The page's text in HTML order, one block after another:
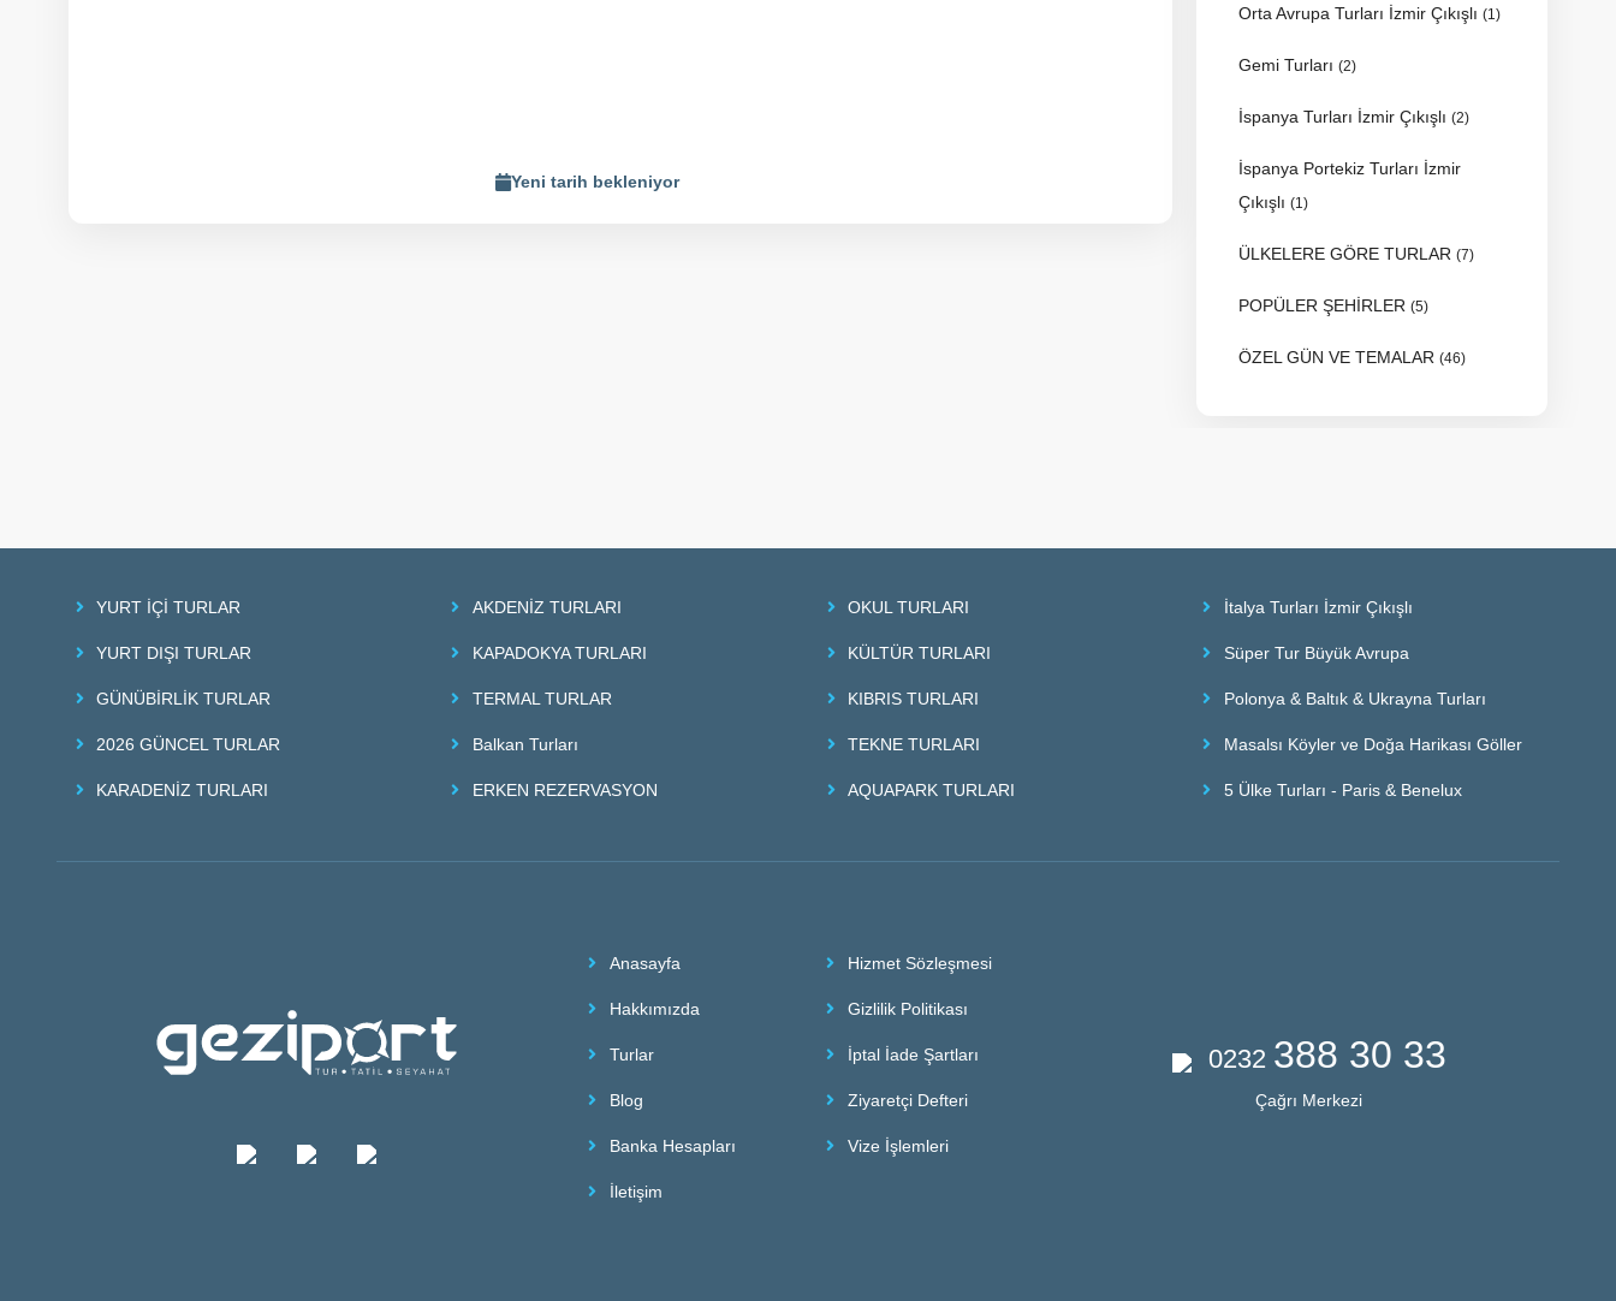
Yeni tarih bekleniyor
Orta Avrupa Turları İzmir Çıkışlı (1)
Gemi Turları (2)
İspanya Turları İzmir Çıkışlı (2)
İspanya Portekiz Turları İzmir
Çıkışlı (1)
ÜLKELERE GÖRE TURLAR (7)
POPÜLER ŞEHİRLER (5)
ÖZEL GÜN VE TEMALAR (46)
YURT İÇİ TURLAR
YURT DIŞI TURLAR
GÜNÜBİRLİK TURLAR
2026 GÜNCEL TURLAR
KARADENİZ TURLARI
AKDENİZ TURLARI
KAPADOKYA TURLARI
TERMAL TURLAR
Balkan Turları
ERKEN REZERVASYON
OKUL TURLARI
KÜLTÜR TURLARI
KIBRIS TURLARI
TEKNE TURLARI
AQUAPARK TURLARI
İtalya Turları İzmir Çıkışlı
Süper Tur Büyük Avrupa
Polonya & Baltık & Ukrayna Turları
Masalsı Köyler ve Doğa Harikası Göller
5 Ülke Turları - Paris & Benelux
Anasayfa
Hakkımızda
Turlar
Blog
Banka Hesapları
İletişim
Hizmet Sözleşmesi
Gizlilik Politikası
İptal İade Şartları
Ziyaretçi Defteri
Vize İşlemleri
0232 388 30 33
Çağrı Merkezi